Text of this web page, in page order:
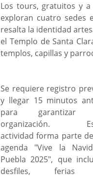
Los tours, gratuitos y
exploran cuatro sedes
resalta la identidad
el Templo de Santa
templos, capillas y
Se requiere registro
y llegar 15 minutos
para garantizar
organización.
actividad forma parte
agenda "Vive la
Puebla 2025", que
desfiles,